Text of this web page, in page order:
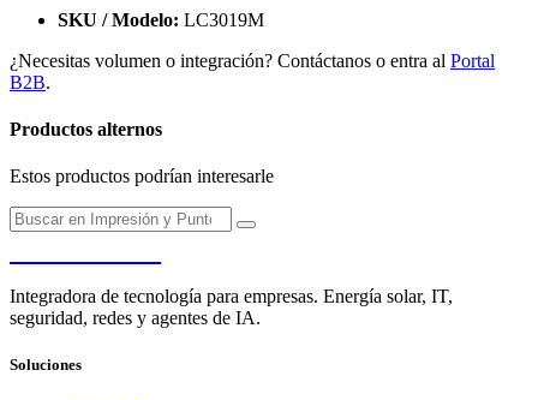
SKU / Modelo: LC3019M
¿Necesitas volumen o integración? Contáctanos o entra al Portal
B2B.
Productos alternos
Estos productos podrían interesarle
Integradora de tecnología para empresas. Energía solar, IT,
seguridad, redes y agentes de IA.
Soluciones